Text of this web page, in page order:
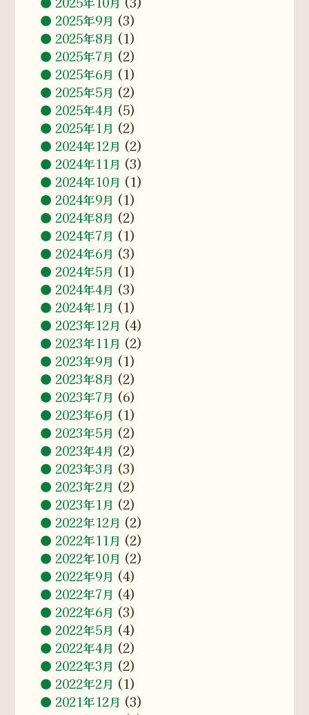
2025年9月 (3)
2025年8月 (1)
2025年7月 (2)
2025年6月 (1)
2025年5月 (2)
2025年4月 (5)
2025年1月 (2)
2024年12月 (2)
2024年11月 (3)
2024年10月 (1)
2024年9月 (1)
2024年8月 (2)
2024年7月 (1)
2024年6月 (3)
2024年5月 (1)
2024年4月 (3)
2024年1月 (1)
2023年12月 (4)
2023年11月 (2)
2023年9月 (1)
2023年8月 (2)
2023年7月 (6)
2023年6月 (1)
2023年5月 (2)
2023年4月 (2)
2023年3月 (3)
2023年2月 (2)
2023年1月 (2)
2022年12月 (2)
2022年11月 (2)
2022年10月 (2)
2022年9月 (4)
2022年7月 (4)
2022年6月 (3)
2022年5月 (4)
2022年4月 (2)
2022年3月 (2)
2022年2月 (1)
2021年12月 (3)